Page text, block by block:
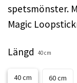
spetsmönster.
Magic
Längd 40 cm
40 cm 60 cm